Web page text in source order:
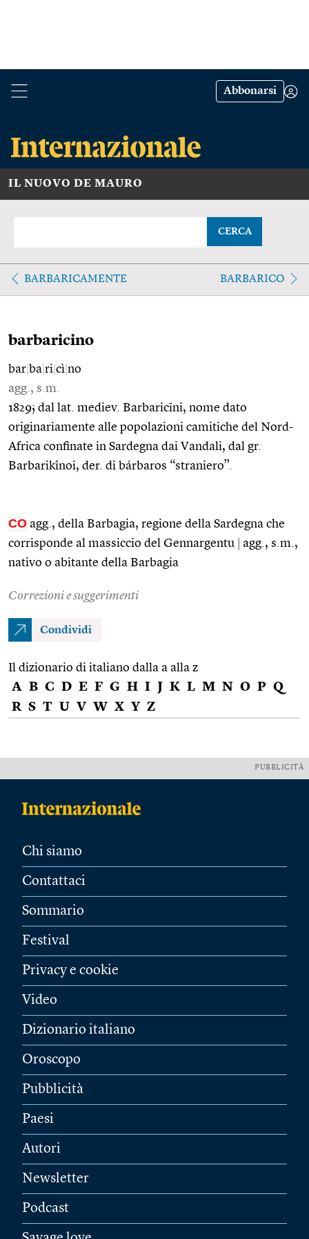
Abbonarsi
IL NUOVO DE MAURO
CERCA
BARBARICAMENTE BARBARICO
barbaricino
bar ba ri cì no
agg., s.m.
1829; dal lat. mediev. Barbaricīni, nome dato
originariamente alle popolazioni camitiche del Nord-
Africa confinate in Sardegna dai Vandali, dal gr.
Barbarikînoi, der. di bárbaros “straniero”.
CO agg., della Barbagia, regione della Sardegna che
corrisponde al massiccio del Gennargentu
agg., s.m.,
nativo o abitante della Barbagia
Correzioni e suggerimenti
Condividi
Il dizionario di italiano dalla a alla z
A B C D E F G H I J K L M N O P Q
R S T U V W X Y Z
PUBBLICITÀ
Chi siamo
Contattaci
Sommario
Festival
Privacy e cookie
Video
Dizionario italiano
Oroscopo
Pubblicità
Paesi
Autori
Newsletter
Podcast